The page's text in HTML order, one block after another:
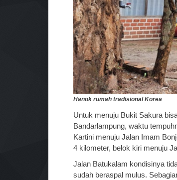
Hanok rumah tradisional Korea
Untuk menuju Bukit Sakura
Bandarlampung, waktu
Kartini menuju Jalan Imam
4 kilometer, belok kiri menuju
Jalan Batukalam kondisinya
sudah beraspal mulus.